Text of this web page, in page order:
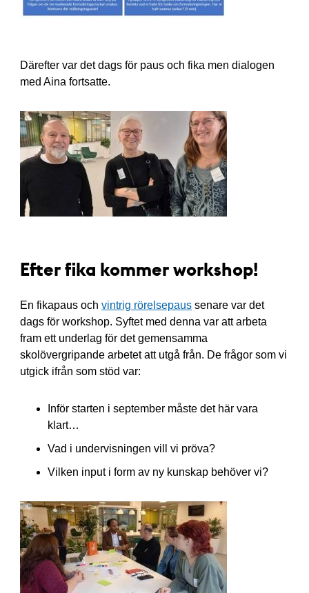
Därefter var det dags för paus och fika men dialogen
med Aina fortsatte.
Efter fika kommer workshop!
En fikapaus och vintrig rörelsepaussenare var det
dags för workshop. Syftet med denna var att arbeta
fram ett underlag för det gemensamma
skolövergripande arbetet att utgå från. De frågor som vi
utgick ifrån som stöd var:
Inför starten i september måste det här vara
klart…
Vad i undervisningen vill vi pröva?
Vilken input i form av ny kunskap behöver vi?